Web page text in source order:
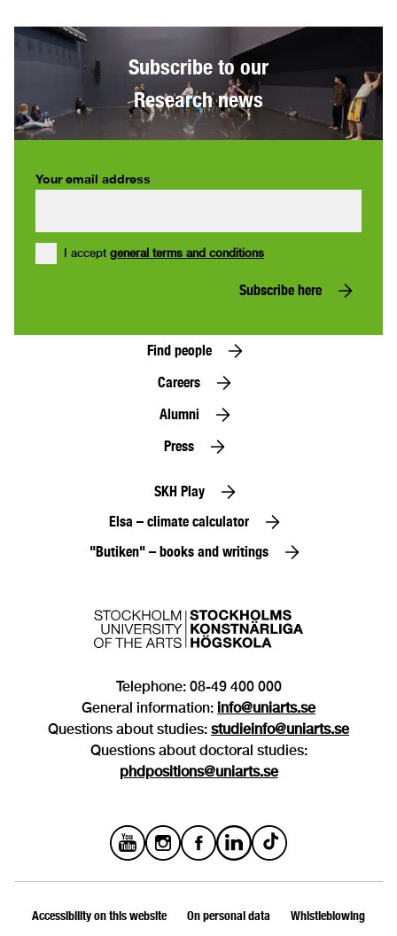
Subscribe to our
Research news
Your email address
I accept general terms and conditions
Subscribe here
Find people
Careers
Alumni
Press
SKH Play
Elsa – climate calculator
"Butiken" – books and writings
Telephone: 08-49 400 000
General information: info@uniarts.se
Questions about studies: studieinfo@uniarts.se
Questions about doctoral studies:
phdpositions@uniarts.se
Accessibility on this website On personal data Whistleblowing